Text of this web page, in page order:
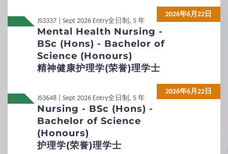
其他
证书
入学要求总览
去年热门专业课程
2 入学申请
未满十八岁的学生
申请办法及注意事项 申请学生签证手续
所需附加文件
JS3337 | Sept 2026 Entry全日制, 5 年
Mental Health Nursing -
BSc (Hons) - Bachelor of
Science (Honours)
精神健康护理学(荣誉)理学士
2026年6月22日
JS3648 | Sept 2026 Entry全日制, 5 年
Nursing - BSc (Hons) -
Bachelor of Science
(Honours)
护理学(荣誉)理学士
2026年6月22日